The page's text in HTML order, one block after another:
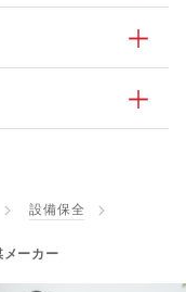
設備保全
ーカー